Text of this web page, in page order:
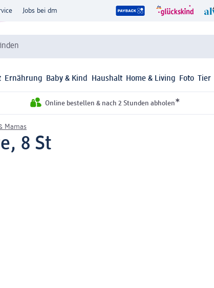
Jobs bei dm
Ernährung Baby & Kind Haushalt Home & Living Foto Tier
Online bestellen & nach 2 Stunden abholen*
Mamas
8 St